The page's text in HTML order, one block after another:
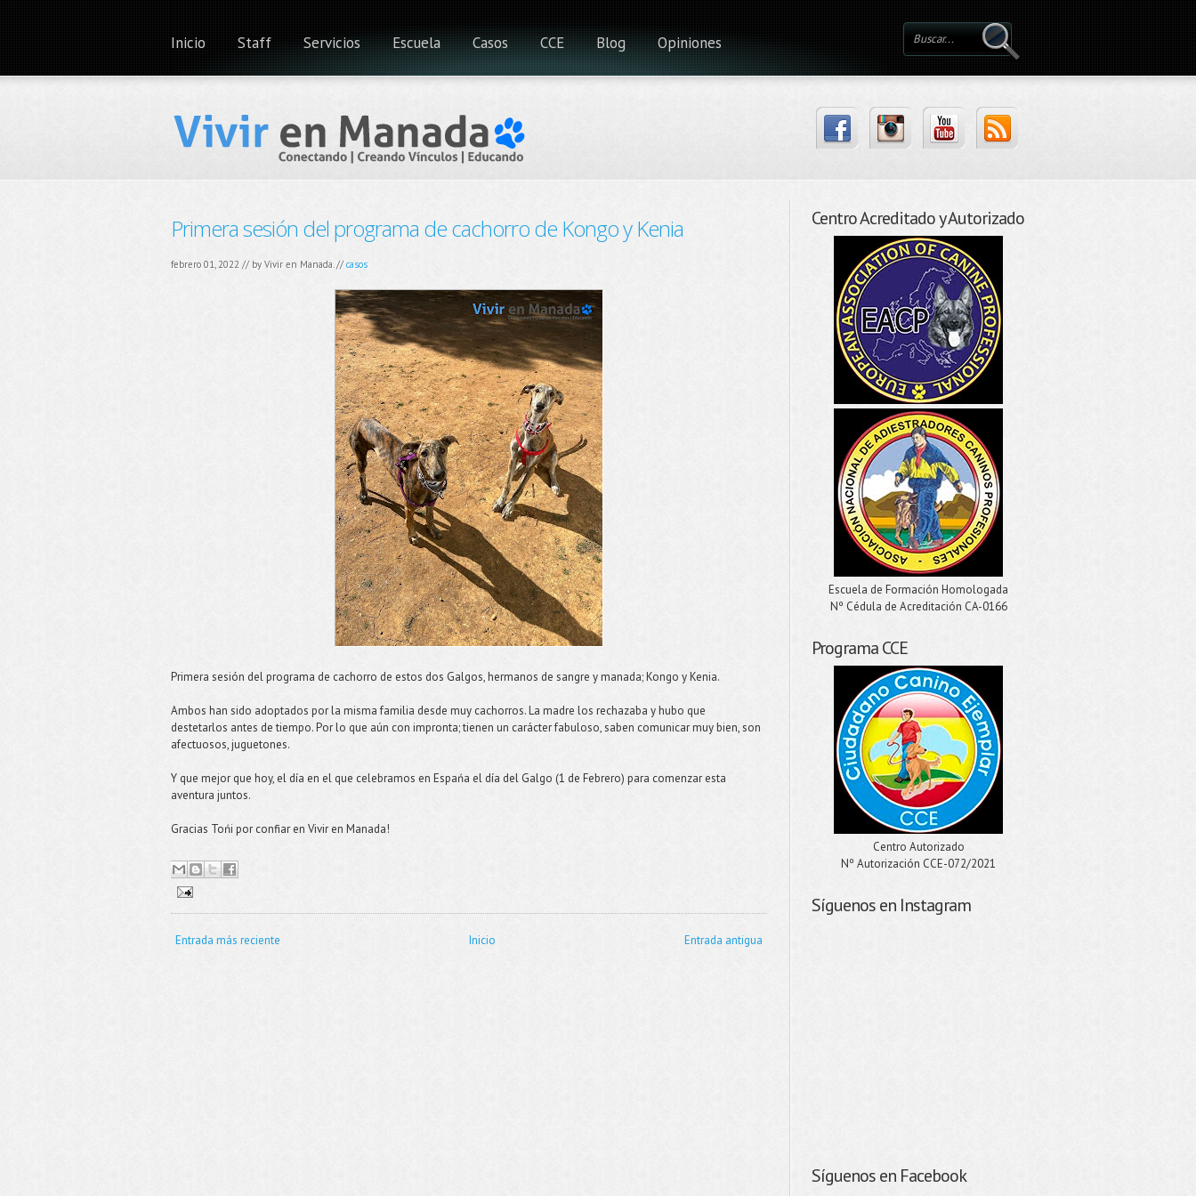
Inicio Staff Servicios Escuela Casos CCE Blog Opiniones
Primera sesión del programa de cachorro de Kongo y Kenia
febrero 01, 2022 // by Vivir en Manada.// casos
Primera sesión del programa de cachorro de estos dos Galgos, hermanos de sangre y manada; Kongo y Kenia.
Ambos han sido adoptados por la misma familia desde muy cachorros. La madre los rechazaba y hubo que
destetarlos antes de tiempo. Por lo que aún con impronta; tienen un carácter fabuloso, saben comunicar muy bien, son
afectuosos, juguetones.
Y que mejor que hoy, el día en el que celebramos en Espańa el día del Galgo (1 de Febrero) para comenzar esta
aventura juntos.
Gracias Tońi por confiar en Vivir en Manada!
Entrada más reciente Entrada antigua
Inicio
Centro Acreditado y Autorizado
Escuela de Formación Homologada
Nº Cédula de Acreditación CA-0166
Programa CCE
Centro Autorizado
Nº Autorización CCE-072/2021
Síguenos en Instagram
Síguenos en Facebook